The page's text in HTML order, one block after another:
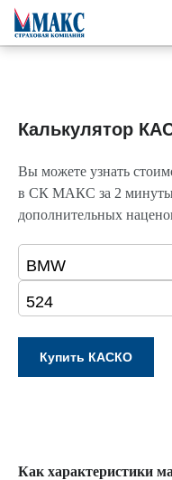
Калькулятор
Вы можете узнать
в СК МАКС за 2 минуты
дополнительных
Как характеристики